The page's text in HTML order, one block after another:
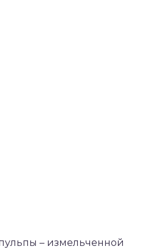
– измельченной